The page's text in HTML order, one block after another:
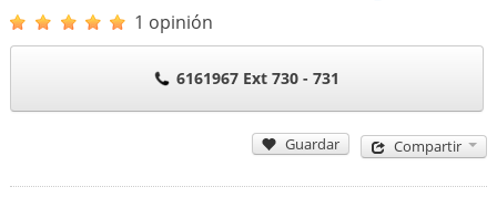
1 opinión
6161967 Ext 730 - 731
Guardar Compartir